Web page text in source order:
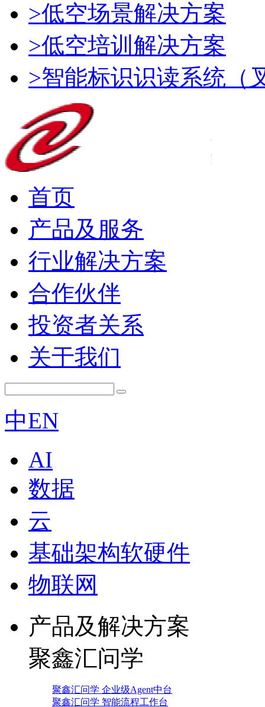
>低空场景解决方案
>低空培训解决方案
>智能标识识读系统（
首页
产品及服务
行业解决方案
合作伙伴
投资者关系
关于我们
中EN
AI
数据
云
基础架构软硬件
物联网
产品及解决方案
聚鑫汇问学
聚鑫汇问学 企业级Agent中台
聚鑫汇问学 智能流程工作台